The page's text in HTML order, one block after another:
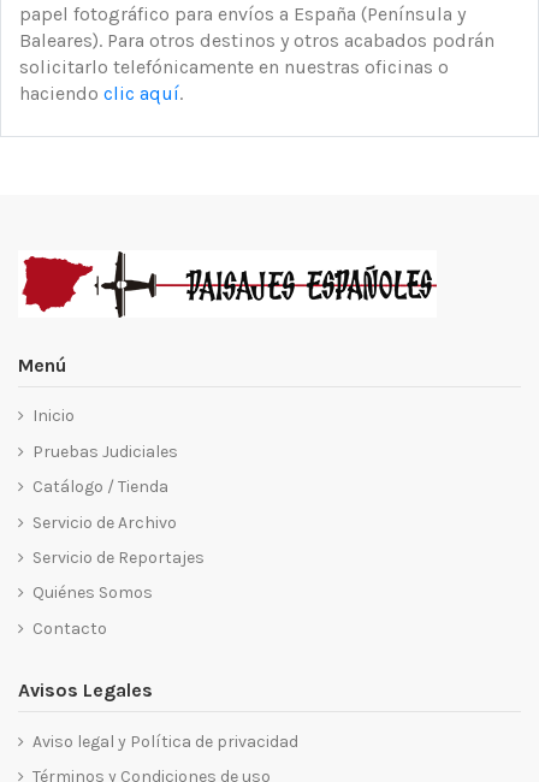
papel fotográfico para envíos a España (Península y
Baleares). Para otros destinos y otros acabados podrán
solicitarlo telefónicamente en nuestras oficinas o
haciendo clic aquí.
Menú
Inicio
Pruebas Judiciales
Catálogo / Tienda
Servicio de Archivo
Servicio de Reportajes
Quiénes Somos
Contacto
Avisos Legales
Aviso legal y Política de privacidad
Términos y Condiciones de uso